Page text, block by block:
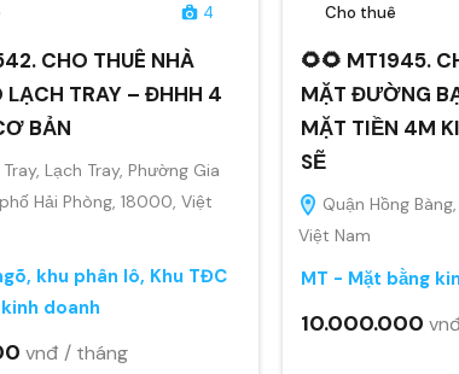
4
CHO THUÊ NHÀ
LẠCH TRAY – ĐHHH 4
BẢN
Lạch Tray, Phường Gia
Hải Phòng, 18000, Việt
khu phân lô, Khu TĐC
doanh
vnđ / tháng
Cho thuê
🌻🌻 MT1945.
MẶT ĐƯỜNG
MẶT TIỀN 4M
SẼ
Quận Hồng
Việt Nam
MT - Mặt bằng
10.000.000